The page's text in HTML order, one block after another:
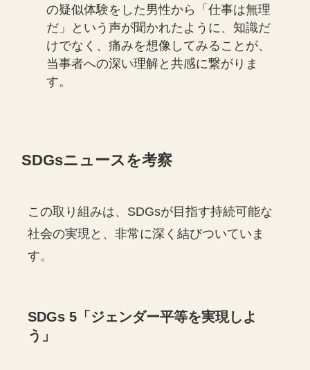
の疑似体験をした男性から「仕事は無理
だ」という声が聞かれたように、知識だ
けでなく、痛みを想像してみることが、
当事者への深い理解と共感に繋がりま
す。
SDGsニュースを考察
この取り組みは、SDGsが目指す持続可能な
社会の実現と、非常に深く結びついていま
す。
SDGs 5「ジェンダー平等を実現しよ
う」